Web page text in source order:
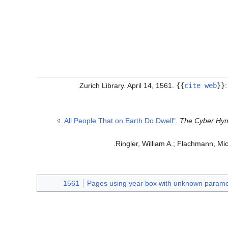
{{cite web}}:
The Cyber
Ringler, William A.; Flachmann,
.
Pages using year box with unknown
1561